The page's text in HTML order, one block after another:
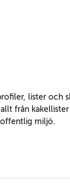
lister och
från
miljö.